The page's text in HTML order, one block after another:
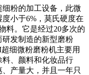
粉的加工设备，此微
小于6%，莫氏硬度在
料。它是经过20多次的
发制造的新型磨粉
细微粉磨粉机主要用
、颜料和化妆品行
产量大，并且一年只